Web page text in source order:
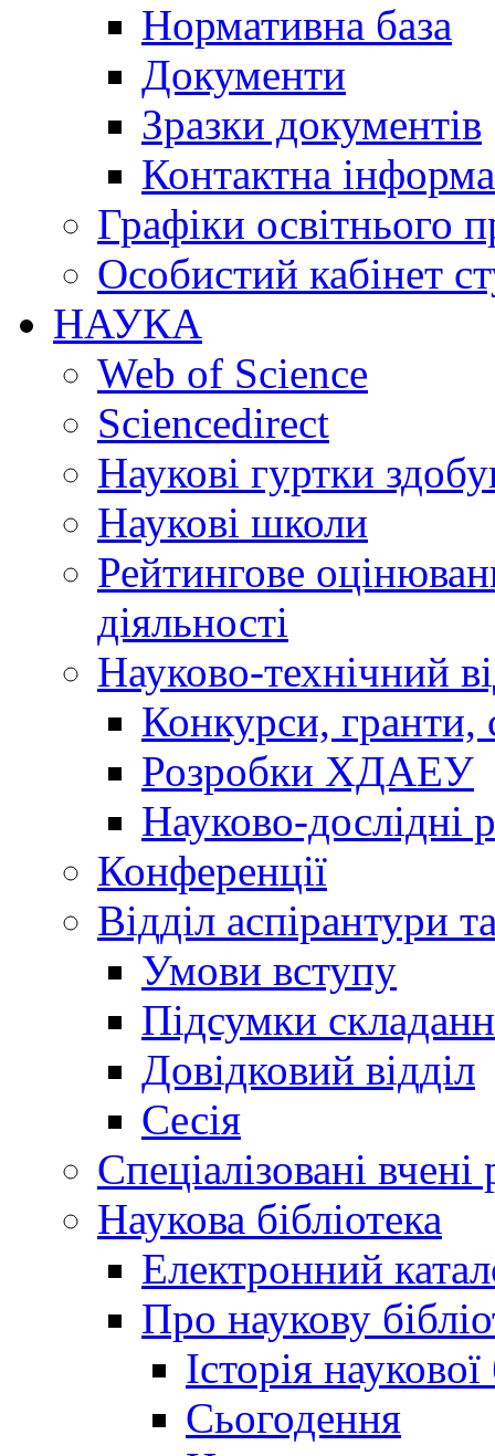
Нормативна база
Документи
Зразки документів
Контактна
Графіки освітнього
Особистий кабінет
НАУКА
Web of Science
Sciencedirect
Наукові гуртки
Наукові школи
Рейтингове
діяльності
Науково-технічний
Конкурси, гранти,
Розробки ХДАЕУ
Науково-дослідні
Конференції
Відділ аспірантури
Умови вступу
Підсумки
Довідковий відділ
Сесія
Спеціалізовані вчені
Наукова бібліотека
Електронний
Про наукову
Історія
Сьогодення